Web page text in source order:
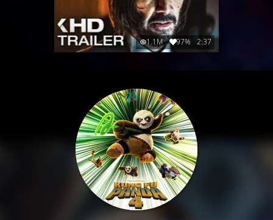
1.1M 97% 2:37